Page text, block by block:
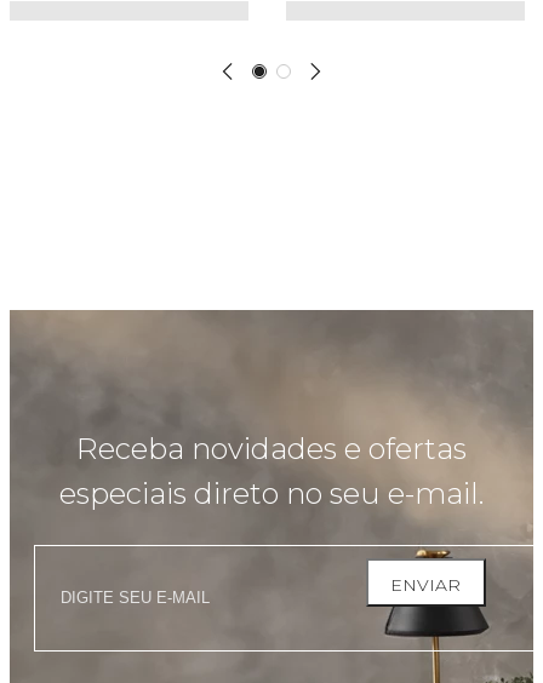
Receba novidades e ofertas
especiais direto no seu e-mail.
ENVIAR